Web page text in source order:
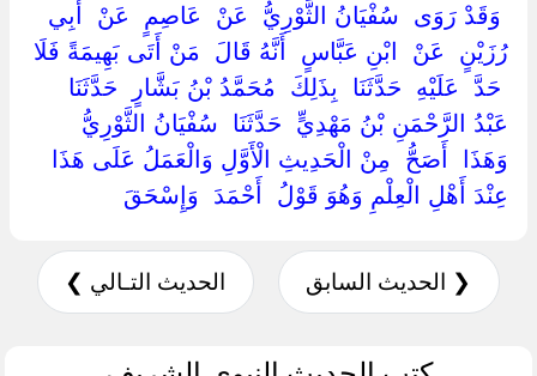
‏ ‏وَقَدْ رَوَى ‏ ‏سُفْيَانُ الثَّوْرِيُّ ‏ ‏عَنْ ‏ ‏عَاصِمٍ ‏ ‏عَنْ ‏ ‏أَبِي
رُزَيْنٍ ‏ ‏عَنْ ‏ ‏ابْنِ عَبَّاسٍ ‏ ‏أَنَّهُ قَالَ ‏ ‏مَنْ أَتَى بَهِيمَةً فَلَا
‏ ‏حَدَّ ‏ ‏عَلَيْهِ ‏ ‏حَدَّثَنَا ‏ ‏بِذَلِكَ ‏ ‏مُحَمَّدُ بْنُ بَشَّارٍ ‏ ‏حَدَّثَنَا ‏
‏عَبْدُ الرَّحْمَنِ بْنُ مَهْدِيٍّ ‏ ‏حَدَّثَنَا ‏ ‏سُفْيَانُ الثَّوْرِيُّ ‏
‏وَهَذَا ‏ ‏أَصَحُّ ‏ ‏مِنْ الْحَدِيثِ الْأَوَّلِ وَالْعَمَلُ عَلَى هَذَا
عِنْدَ أَهْلِ الْعِلْمِ وَهُوَ قَوْلُ ‏ ‏أَحْمَدَ ‏ ‏وَإِسْحَقَ ‏
❮ الحديث السابق الحديث التـالي ❯